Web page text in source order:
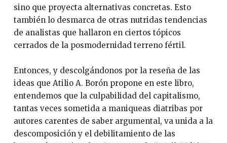
sino que proyecta alternativas concretas. Esto
también lo desmarca de otras nutridas tendencias
de analistas que hallaron en ciertos tópicos
cerrados de la posmodernidad terreno fértil.
Entonces, y descolgándonos por la reseña de las
ideas que Atilio A. Borón propone en este libro,
entendemos que la culpabilidad del capitalismo,
tantas veces sometida a maniqueas diatribas por
autores carentes de saber argumental, va unida a la
descomposición y el debilitamiento de las